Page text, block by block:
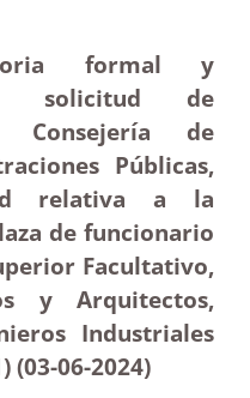
formal y
solicitud de
de
Públicas,
relativa a la
de funcionario
Facultativo,
y Arquitectos,
Industriales
(03-06-2024)